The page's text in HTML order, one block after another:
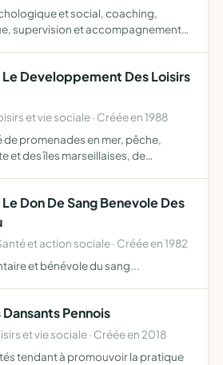
et social, coaching,
supervision et accompagnement
Developpement Des Loisirs
et vie sociale · Créée en 1988
de promenades en mer, pêche,
et des îles marseillaises, de
Don De Sang Benevole Des
et action sociale · Créée en 1982
et bénévole du sang...
Pennois
et vie sociale · Créée en 2018
tendant à promouvoir la pratique